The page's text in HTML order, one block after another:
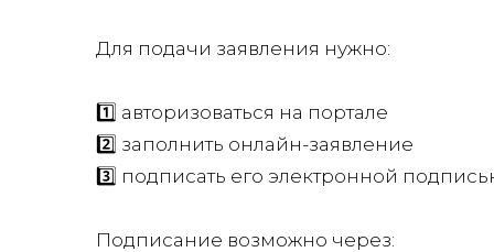
Для подачи заявления нужно:
1️⃣ авторизоваться на портале
2️⃣ заполнить онлайн-заявление
3️⃣ подписать его электронной
Подписание возможно через: